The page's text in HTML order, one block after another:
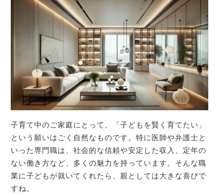
子育て中のご家庭にとって、「子どもを賢く育てたい」
という願いはごく自然なものです。特に医師や弁護士と
いった専門職は、社会的な信頼や安定した収入、定年の
ない働き方など、多くの魅力を持っています。そんな職
業に子どもが就いてくれたら、親としては大きな喜びで
すね。